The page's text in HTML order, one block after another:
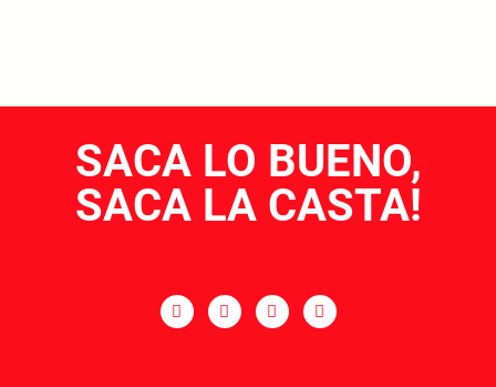
SACA LO BUENO,
SACA LA CASTA!